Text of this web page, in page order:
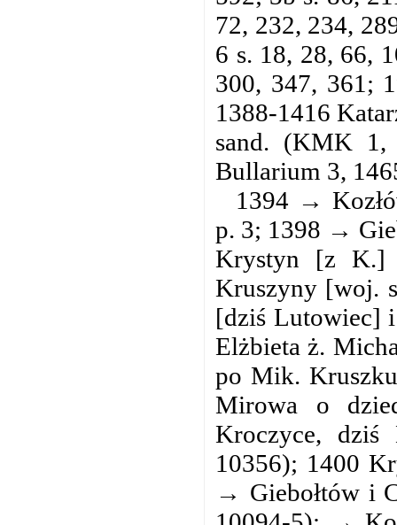
72, 232, 234,
6 s. 18, 28, 66,
300, 347, 361;
1388-1416
sand. (KMK
Bullarium 3,
1394 →
p. 3; 1398 →
Krystyn [z K.]
Kruszyny [woj.
[dziś Lutowiec]
Elżbieta ż.
po Mik.
Mirowa o
Kroczyce,
10356); 1400
→ Giebołtów i